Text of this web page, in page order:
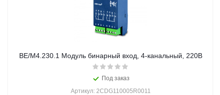
BE/M4.230.1 Модуль бинарный вход, 4-канальный, 220В
Под заказ
Артикул: 2CDG110005R0011